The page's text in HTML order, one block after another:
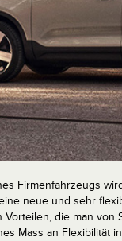
Firmenfahrzeugs
neue und sehr
Vorteilen, die man
Mass an Flexibilität